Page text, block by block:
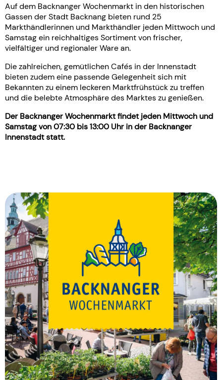
Auf dem Backnanger Wochenmarkt in den historischen
Gassen der Stadt Backnang bieten rund 25
Markthändlerinnen und Markthändler jeden Mittwoch und
Samstag ein reichhaltiges Sortiment von frischer,
vielfältiger und regionaler Ware an.
Die zahlreichen, gemütlichen Cafés in der Innenstadt
bieten zudem eine passende Gelegenheit sich mit
Bekannten zu einem leckeren Marktfrühstück zu treffen
und die belebte Atmosphäre des Marktes zu genießen.
Der Backnanger Wochenmarkt findet jeden Mittwoch und
Samstag von 07:30 bis 13:00 Uhr in der Backnanger
Innenstadt statt.